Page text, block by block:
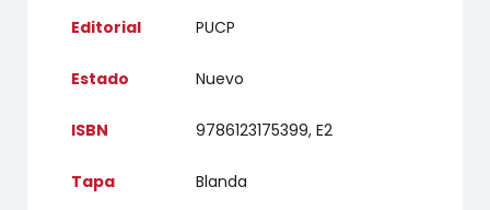
Editorial PUCP
Estado Nuevo
ISBN 9786123175399, E2
Tapa Blanda